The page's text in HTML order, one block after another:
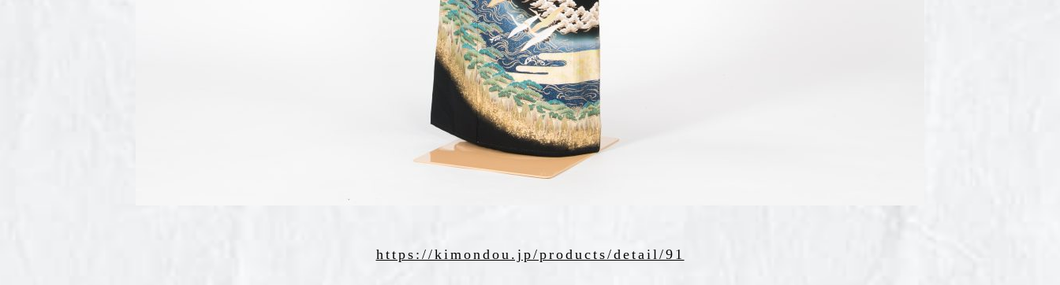
https://kimondou.jp/products/detail/91